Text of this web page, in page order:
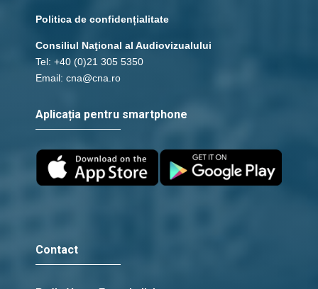
Politica de confidențialitate
Consiliul Naţional al Audiovizualului
Tel: +40 (0)21 305 5350
Email: cna@cna.ro
Aplicația pentru smartphone
Contact